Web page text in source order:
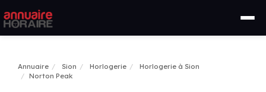
Annuaire Sion Horlogerie
Horlogerie à Sion
Norton Peak